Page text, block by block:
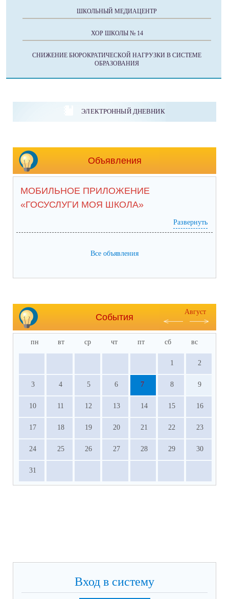
ШКОЛЬНЫЙ МЕДИАЦЕНТР
ХОР ШКОЛЫ № 14
СНИЖЕНИЕ БЮРОКРАТИЧЕСКОЙ НАГРУЗКИ В СИСТЕМЕ
ОБРАЗОВАНИЯ
ЭЛЕКТРОННЫЙ ДНЕВНИК
Объявления
МОБИЛЬНОЕ ПРИЛОЖЕНИЕ
«ГОСУСЛУГИ МОЯ ШКОЛА»
Развернуть
Все объявления
События
Август
пн вт ср чт пт сб вс
1 2
3 4 5 6 7 8 9
10 11 12 13 14 15 16
17 18 19 20 21 22 23
24 25 26 27 28 29 30
31
Вход в систему